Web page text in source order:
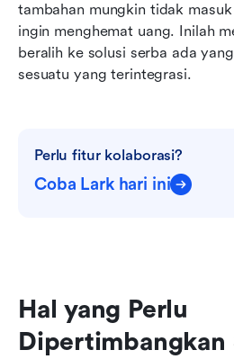
tambahan mungkin tidak
ingin menghemat uang. Inilah
beralih ke solusi serba ada
sesuatu yang terintegrasi.
Perlu fitur kolaborasi?
Coba Lark hari ini
Hal yang Perlu
Dipertimbangkan